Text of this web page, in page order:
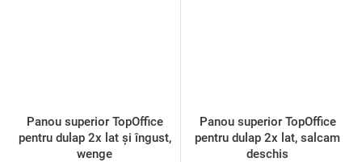
Panou superior TopOffice
pentru dulap 2x lat și îngust,
wenge
Panou superior TopOffice
pentru dulap 2x lat, salcam
deschis